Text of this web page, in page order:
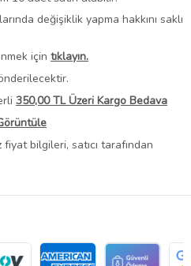
değişiklik yapma hakkını saklı
için tıklayın.
350,00 TL Üzeri Kargo Bedava
bilgileri, satıcı tarafından